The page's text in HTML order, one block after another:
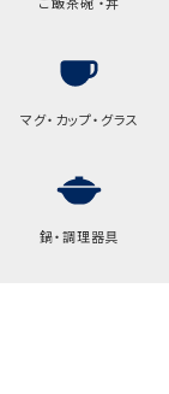
マグ・カップ・グラス
鍋・調理器具